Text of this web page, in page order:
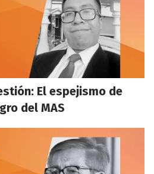
El espejismo de
del MAS